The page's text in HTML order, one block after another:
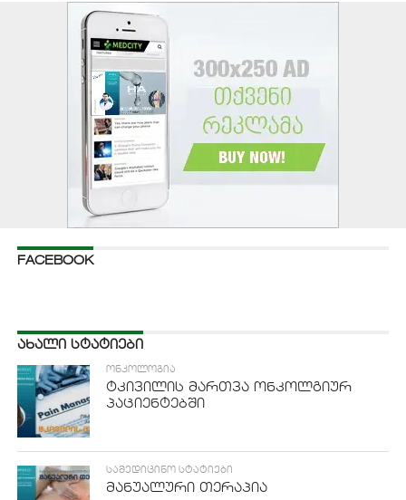
FACEBOOK
ᲐᲮᲐᲚᲘ ᲡᲢᲐᲢᲘᲔᲑᲘ
ᲝᲜᲙᲝᲚᲝᲒᲘᲐ
ტკივილის მართვა ონკოლგიურ
პაციენტებში
ᲡᲐᲛᲔᲓᲘᲪᲘᲜᲝ ᲡᲢᲐᲢᲘᲔᲑᲘ
მანუალური თერაპია